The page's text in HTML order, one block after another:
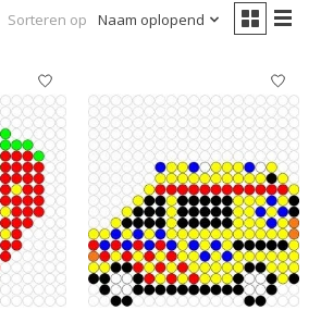
Sorteren op Naam oplopend